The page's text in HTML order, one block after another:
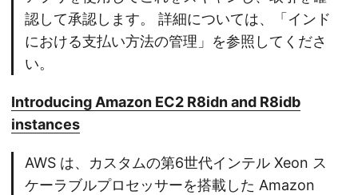
認して承認します。 詳細については、「インド
における支払い方法の管理」を参照してくださ
い。
Introducing Amazon EC2 R8idn and R8idb
instances
AWS は、カスタムの第6世代インテル Xeon ス
ケーラブルプロセッサーを搭載した Amazon